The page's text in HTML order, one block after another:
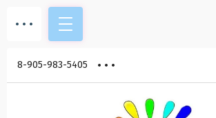
8-905-983-5405